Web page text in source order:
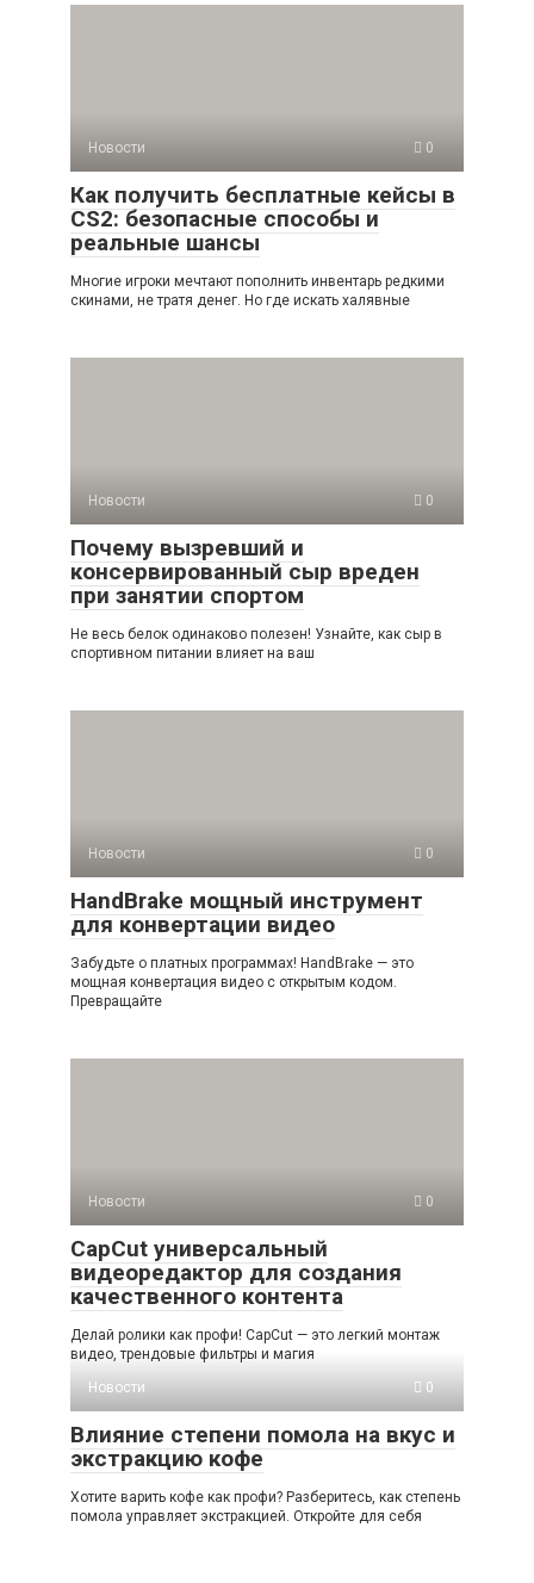
Новости 0
Как получить бесплатные кейсы в
CS2: безопасные способы и
реальные шансы
Многие игроки мечтают пополнить инвентарь редкими
скинами, не тратя денег. Но где искать халявные
Новости 0
Почему вызревший и
консервированный сыр вреден
при занятии спортом
Не весь белок одинаково полезен! Узнайте, как сыр в
спортивном питании влияет на ваш
Новости 0
HandBrake мощный инструмент
для конвертации видео
Забудьте о платных программах! HandBrake — это
мощная конвертация видео с открытым кодом.
Превращайте
Новости 0
CapCut универсальный
видеоредактор для создания
качественного контента
Делай ролики как профи! CapCut — это легкий монтаж
видео, трендовые фильтры и магия
Новости
0
Влияние степени помола на вкус и
экстракцию кофе
Хотите варить кофе как профи? Разберитесь, как степень
помола управляет экстракцией. Откройте для себя